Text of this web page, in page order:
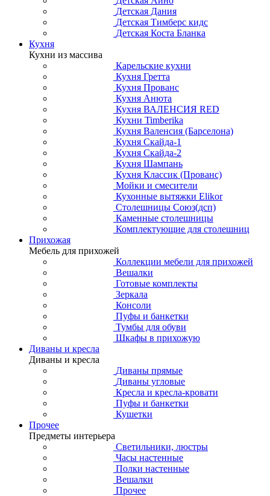
Детская Дания
Детская Тимберс кидс
Детская Коста Бланка
Кухня
Кухни из массива
Карельские кухни
Кухня Гретта
Кухня Прованс
Кухня Анюта
Кухня ВАЛЕНСИЯ RED
Кухни Timberika
Кухня Валенсия (Барселона)
Кухня Скайда-1
Кухня Скайда-2
Кухня Шампань
Кухня Классик (Прованс)
Мойки и смесители
Кухонные вытяжки Elikor
Столешницы Союз(дсп)
Каменные столешницы
Комплектующие для столешниц
Прихожая
Мебель для прихожей
Коллекции мебели для прихожей
Вешалки
Готовые комплекты
Зеркала
Консоли
Пуфы и банкетки
Тумбы для обуви
Шкафы в прихожую
Диваны и кресла
Диваны и кресла
Диваны прямые
Диваны угловые
Кресла и кресла-кровати
Пуфы и банкетки
Кушетки
Прочее
Предметы интерьера
Светильники, люстры
Часы настенные
Полки настенные
Вешалки
Прочее